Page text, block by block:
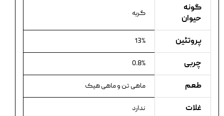
گونه
حیوان
گربه
پروتئین 13%
چربی 0.8%
طعم ماهی تن و ماهی هیک
غلات ندارد